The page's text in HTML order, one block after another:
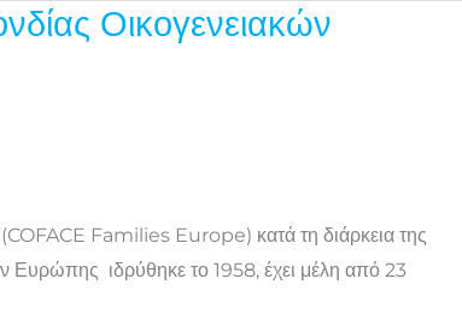
Οικογενειακών
Families Europe) κατά τη διάρκεια της
Ευρώπης ιδρύθηκε το 1958, έχει μέλη από 23